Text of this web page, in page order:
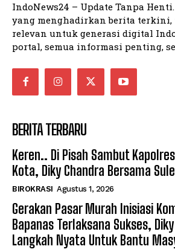
IndoNews24 – Update Tanpa
yang menghadirkan berita terkini,
relevan untuk generasi digital
portal, semua informasi penting,
BERITA TERBARU
Keren.. Di Pisah Sambut
Kota, Diky Chandra Bersama
BIROKRASI Agustus 1, 2026
Gerakan Pasar Murah Inisiasi
Bapanas Terlaksana Sukses,
Langkah Nyata Untuk Bantu